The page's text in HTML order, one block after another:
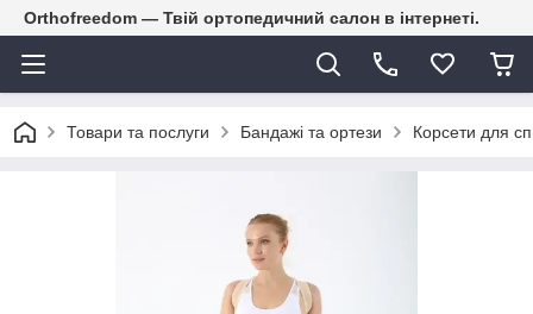
Orthofreedom — Твій ортопедичний салон в інтернеті.
Товари та послуги Бандажі та ортези Корсети для